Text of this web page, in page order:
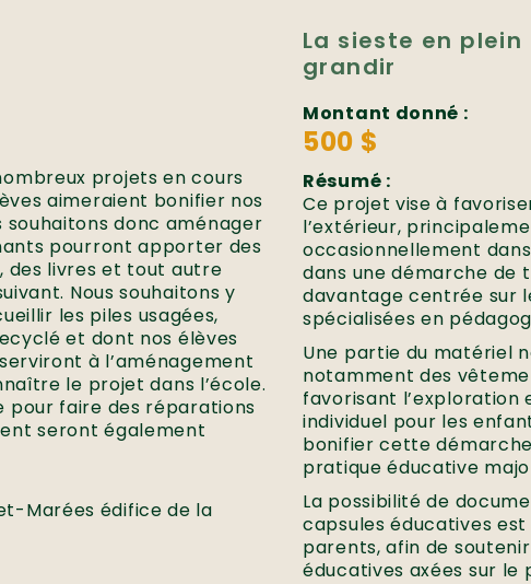
projets en cours
aimeraient bonifier nos
donc aménager
pourront apporter des
des livres et tout autre
Nous souhaitons y
les piles usagées,
et dont nos élèves
à l’aménagement
le projet dans l’école.
pour faire des réparations
seront également
Marées édifice de la
La sieste en
grandir
Montant donné :
500 $
Résumé :
Ce projet vise à
l’extérieur,
occasionnellement
dans une démarche de
davantage centrée sur
spécialisées en
Une partie du matériel
notamment des
favorisant l’exploration
individuel pour les
bonifier cette démarche
pratique éducative
La possibilité de
capsules éducatives
parents, afin de
éducatives axées sur le